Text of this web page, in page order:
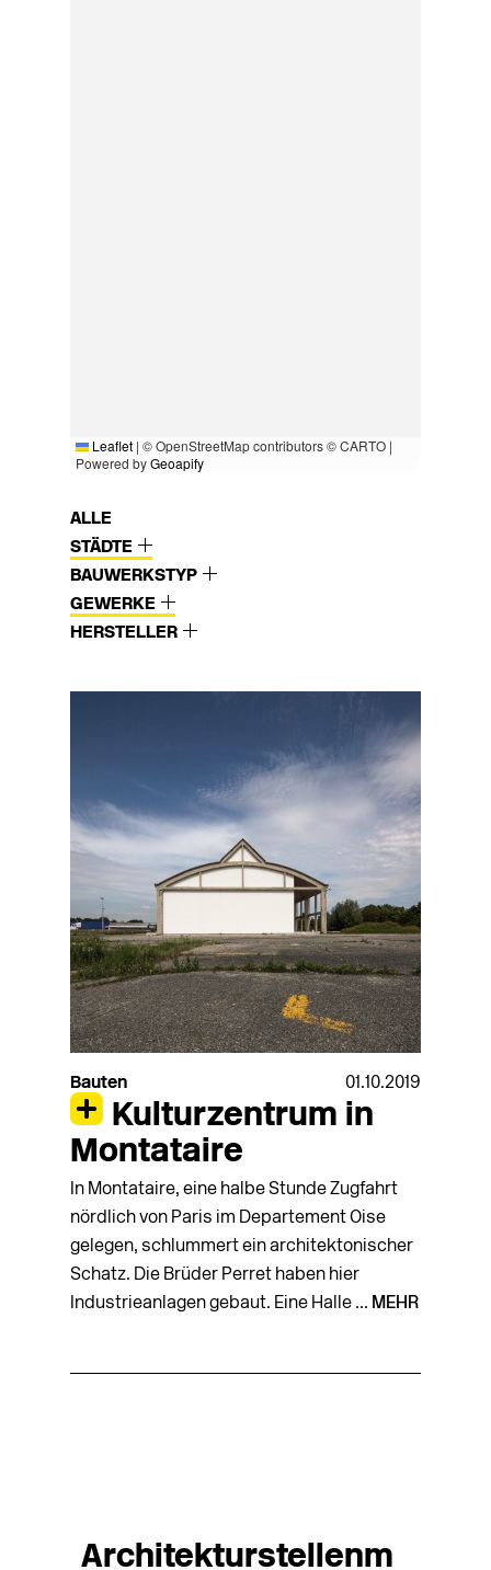
Leaflet | © OpenStreetMap contributors © CARTO |
Powered byGeoapify
ALLE
STÄDTE
BAUWERKSTYP
GEWERKE
HERSTELLER
Bauten 01.10.2019
Kulturzentrum in
Montataire
In Montataire, eine halbe Stunde Zugfahrt
nördlich von Paris im Departement Oise
gelegen, schlummert ein architektonischer
Schatz. Die Brüder Perret haben hier
Industrieanlagen gebaut. Eine Halle ... MEHR
Architekturstellenm